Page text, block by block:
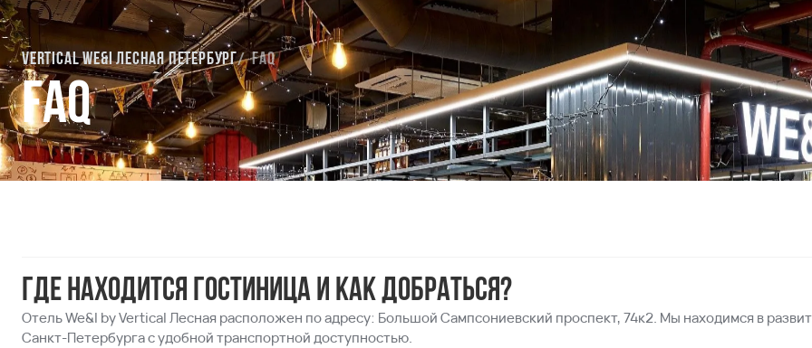
Vertical We&I Лесная Петербург FAQ
FAQ
Где находится гостиница и как добраться?
Отель We&I by Vertical Лесная расположен по адресу: Большой Сампсониевский проспект, 74к2. Мы находимся в
Санкт-Петербурга с удобной транспортной доступностью.